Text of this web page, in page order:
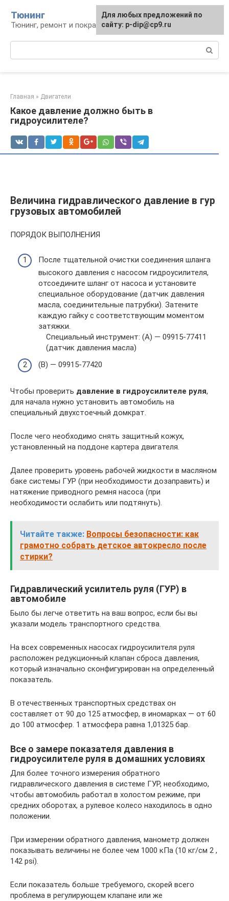
контенту
Тюнинг
Тюнинг, ремонт и покраска автомобиля
Главная » Двигатели
Какое давление должно быть в
гидроусилителе?
Величина гидравлического давление в гур
грузовых автомобилей
ПОРЯДОК ВЫПОЛНЕНИЯ
После тщательной очистки соединения шланга
высокого давления с насосом гидроусилителя,
отсоедините шланг от насоса и установите
специальное оборудование (датчик давления
масла, соединительные патрубки). Затените
каждую гайку с соответствующим моментом
затяжки.
Специальный инструмент: (А) — 09915-77411
(датчик давления масла)
(B) — 09915-77420
Чтобы проверить давление в гидроусилителе руля,
для начала нужно установить автомобиль на
специальный двухстоечный домкрат.
После чего необходимо снять защитный кожух,
установленный на поддоне картера двигателя.
Далее проверить уровень рабочей жидкости в масляном
баке системы ГУР (при необходимости дозаправить) и
натяжение приводного ремня насоса (при
необходимости ослабить или подтянуть).
Читайте также: Вопросы безопасности: как
грамотно собрать детское автокресло после
стирки?
Гидравлический усилитель руля (ГУР) в
автомобиле
Было бы легче ответить на ваш вопрос, если бы вы
указали модель транспортного средства.
На всех современных насосах гидроусилителя руля
расположен редукционный клапан сброса давления,
который изначально сконфигурирован на определенный
показатель.
В отечественных транспортных средствах он
составляет от 90 до 125 атмосфер, в иномарках — от 60
до 100 атмосфер. 1 атмосфера равна 1,01325 бар.
Все о замере показателя давления в
гидроусилителе руля в домашних условиях
Для более точного измерения обратного
гидравлического давления в системе ГУР, необходимо,
чтобы автомобиль работал в холостом режиме, при
средних оборотах, а рулевое колесо находилось в одно
положении.
При измерении обратного давления, манометр должен
показывать величины не более чем 1000 кПа (10 кг/см 2 ,
142 psi).
Если показатель больше требуемого, скорей всего
проблема в регулирующем клапане или же
Для любых предложений по
сайту: p-dip@cp9.ru